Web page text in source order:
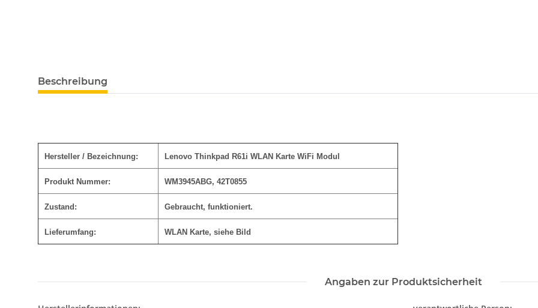
Beschreibung
Hersteller / Bezeichnung: Lenovo Thinkpad R61i WLAN Karte WiFi Modul
Produkt Nummer: WM3945ABG, 42T0855
Zustand: Gebraucht, funktioniert.
Lieferumfang: WLAN Karte, siehe Bild
Angaben zur Produktsicherheit